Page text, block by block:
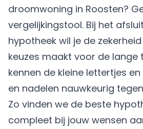
droomwoning in Roosten?
vergelijkingstool. Bij het
hypotheek wil je de
keuzes maakt voor de lange
kennen de kleine lettertjes
en nadelen nauwkeurig
Zo vinden we de beste
compleet bij jouw wensen